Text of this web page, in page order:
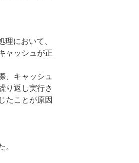
において、
ャッシュが正
、キャッシュ
り返し実行さ
たことが原因